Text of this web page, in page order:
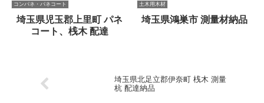
コンパネ・パネコート
埼玉県児玉郡上里町 パネ
コート、桟木 配達
土木用木材
埼玉県鴻巣市 測量材納品
埼玉県北足立郡伊奈町 桟木 測量
杭 配達納品